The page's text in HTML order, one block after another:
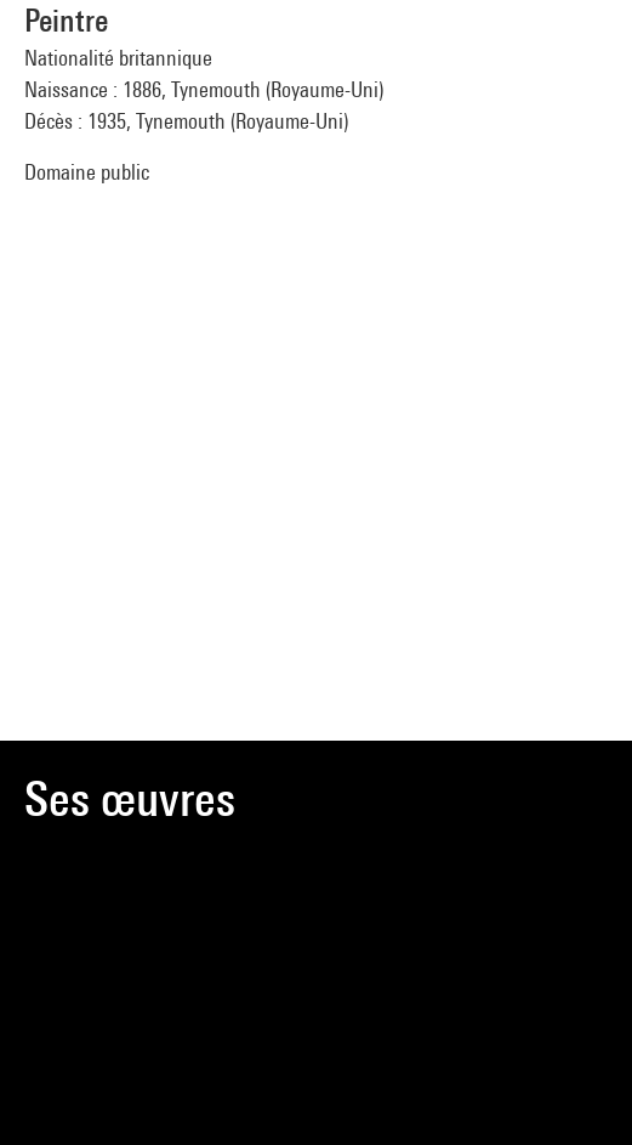
Peintre
Nationalité britannique
Naissance : 1886, Tynemouth (Royaume-Uni)
Décès : 1935, Tynemouth (Royaume-Uni)
Domaine public
Ses œuvres